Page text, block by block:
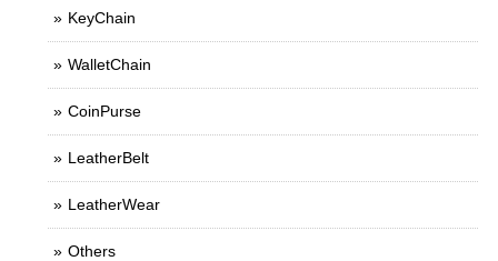
KeyChain
WalletChain
CoinPurse
LeatherBelt
LeatherWear
Others